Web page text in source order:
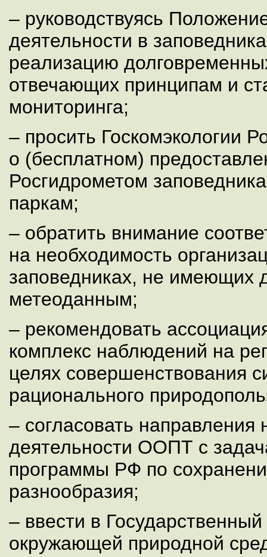
– руководствуясь
деятельности в
реализацию
отвечающих принципам и
мониторинга;
– просить Госкомэкологии
о (бесплатном)
Росгидрометом
паркам;
– обратить внимание
на необходимость
заповедниках, не имеющих
метеоданным;
– рекомендовать
комплекс наблюдений на
целях совершенствования
рационального
– согласовать направления
деятельности ООПТ с
программы РФ по
разнообразия;
– ввести в
окружающей природной